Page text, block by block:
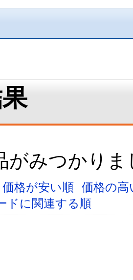
がみつかりま
価格が安い順 価格の
ドに関連する順